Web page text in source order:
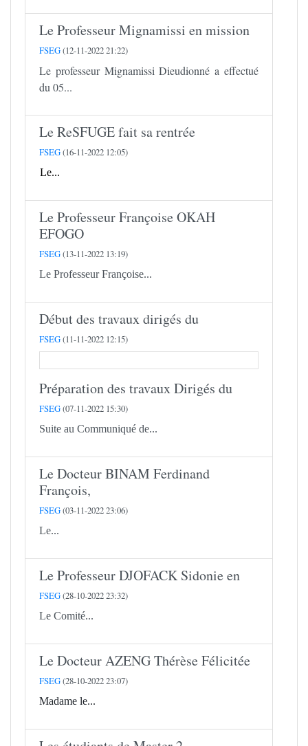
Le Professeur Mignamissi en mission
FSEG(12-11-2022 21:22)
Le professeur Mignamissi Dieudionné a effectué
du 05...
Le ReSFUGE fait sa rentrée
FSEG(16-11-2022 12:05)
Le...
Le Professeur Françoise OKAH
EFOGO
FSEG(13-11-2022 13:19)
Le Professeur Françoise...
Début des travaux dirigés du
FSEG(11-11-2022 12:15)
Préparation des travaux Dirigés du
FSEG(07-11-2022 15:30)
Suite au Communiqué de...
Le Docteur BINAM Ferdinand
François,
FSEG(03-11-2022 23:06)
Le...
Le Professeur DJOFACK Sidonie en
FSEG(28-10-2022 23:32)
Le Comité...
Le Docteur AZENG Thérèse Félicitée
FSEG(28-10-2022 23:07)
Madame le...